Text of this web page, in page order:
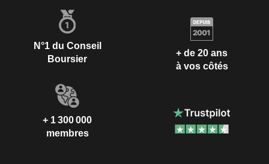
N°1 du Conseil
Boursier
+ de 20 ans
à vos côtés
+ 1 300 000
membres